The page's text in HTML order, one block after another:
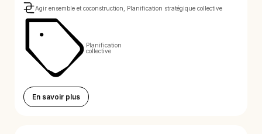
Agir ensemble et coconstruction, Planification stratégique collective
Planification
collective
En savoir plus